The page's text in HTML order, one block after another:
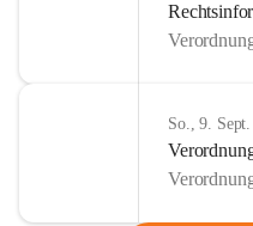
So., 9.